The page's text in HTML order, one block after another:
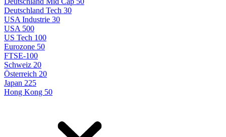
Deutschland Tech 30
USA Industrie 30
USA 500
US Tech 100
Eurozone 50
FTSE-100
Schweiz 20
Österreich 20
Japan 225
Hong Kong 50